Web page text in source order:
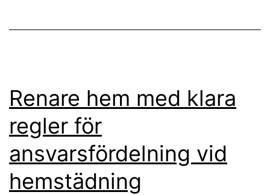
Renare hem med klara
regler för
ansvarsfördelning vid
hemstädning